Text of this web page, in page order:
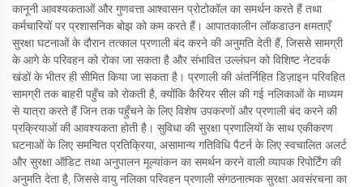
कानूनी आवश्यकताओं और गुणवत्ता आश्वासन प्रोटोकॉल का समर्थन करते हैं तथा
कर्मचारियों पर प्रशासनिक बोझ को कम करते हैं। आपातकालीन लॉकडाउन क्षमताएँ
सुरक्षा घटनाओं के दौरान तत्काल प्रणाली बंद करने की अनुमति देती हैं, जिससे सामग्री
के आगे के परिवहन को रोका जा सकता है और संभावित उल्लंघन को विशिष्ट नेटवर्क
खंडों के भीतर ही सीमित किया जा सकता है। प्रणाली की अंतर्निहित डिज़ाइन परिवहित
सामग्री तक बाहरी पहुँच को रोकती है, क्योंकि कैरियर सील की गई नलिकाओं के माध्यम
से यात्रा करते हैं जिन तक पहुँचने के लिए विशेष उपकरणों और प्रणाली बंद करने की
प्रक्रियाओं की आवश्यकता होती है। सुविधा की सुरक्षा प्रणालियों के साथ एकीकरण
घटनाओं के लिए समन्वित प्रतिक्रिया, असामान्य गतिविधि पैटर्न के लिए स्वचालित अलर्ट
और सुरक्षा ऑडिट तथा अनुपालन मूल्यांकन का समर्थन करने वाली व्यापक रिपोर्टिंग की
अनुमति देता है, जिससे वायु नलिका परिवहन प्रणाली संगठनात्मक सुरक्षा अवसंरचना का